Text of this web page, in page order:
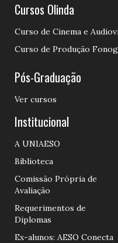
Cursos Olinda
Curso de Cinema e
Curso de Produção
Pós-Graduação
Ver cursos
Institucional
A UNIAESO
Biblioteca
Comissão Própria de
Avaliação
Requerimentos de
Diplomas
Ex-alunos: AESO Conecta